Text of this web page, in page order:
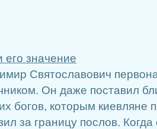
значение
Святославович
Он даже поставил
богов, которым киевляне
за границу послов.